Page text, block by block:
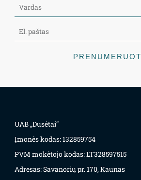
PRENUMERUOTI
UAB „Dusėtai“
Įmonės kodas: 132859754
PVM mokėtojo kodas: LT328597515
Adresas: Savanorių pr. 170, Kaunas